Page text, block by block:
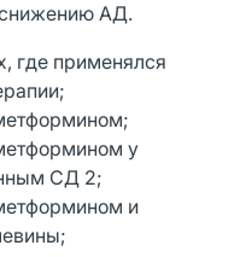
снижению АД.
где применялся
у
CД 2;
и